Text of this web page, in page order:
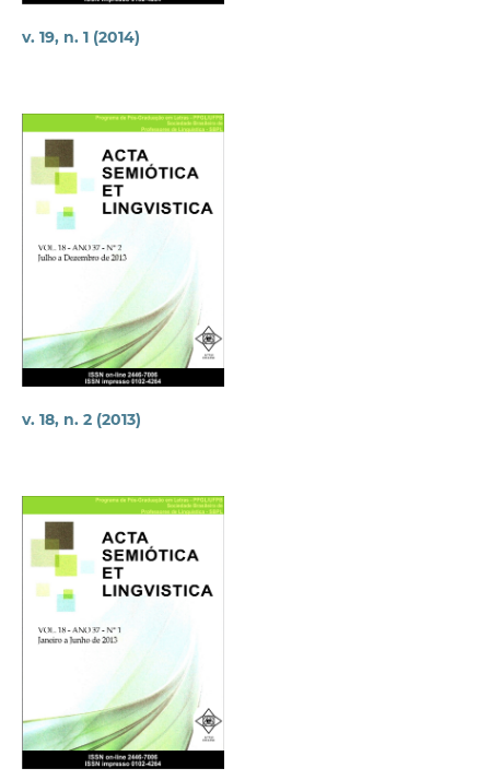
v. 19, n. 1 (2014)
v. 18, n. 2 (2013)